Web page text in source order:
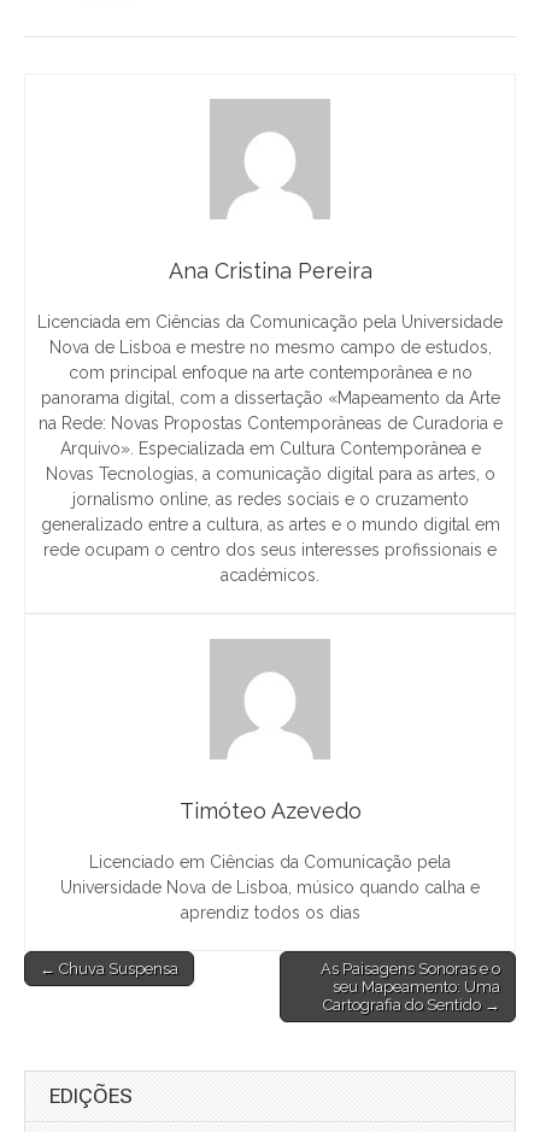
Ana Cristina Pereira
Licenciada em Ciências da Comunicação pela Universidade
Nova de Lisboa e mestre no mesmo campo de estudos,
com principal enfoque na arte contemporânea e no
panorama digital, com a dissertação «Mapeamento da Arte
na Rede: Novas Propostas Contemporâneas de Curadoria e
Arquivo». Especializada em Cultura Contemporânea e
Novas Tecnologias, a comunicação digital para as artes, o
jornalismo online, as redes sociais e o cruzamento
generalizado entre a cultura, as artes e o mundo digital em
rede ocupam o centro dos seus interesses profissionais e
académicos.
Timóteo Azevedo
Licenciado em Ciências da Comunicação pela
Universidade Nova de Lisboa, músico quando calha e
aprendiz todos os dias
Post
← Chuva Suspensa
As Paisagens Sonoras e o
seu Mapeamento: Uma
Cartografia do Sentido →
EDIÇÕES